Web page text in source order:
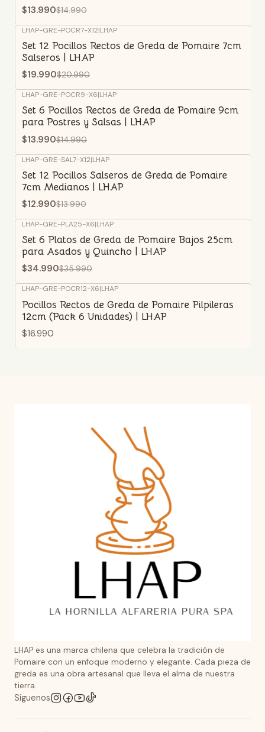
$13.990$14.990
-5%OFF
LHAP-GRE-POCR7-X12|LHAP
Set 12 Pocillos Rectos de Greda de Pomaire 7cm
Salseros | LHAP
$19.990$20.990
-7% OFF
LHAP-GRE-POCR9-X6|LHAP
Set 6 Pocillos Rectos de Greda de Pomaire 9cm
para Postres y Salsas | LHAP
$13.990$14.990
-7%OFF
LHAP-GRE-SAL7-X12|LHAP
Set 12 Pocillos Salseros de Greda de Pomaire
7cm Medianos | LHAP
$12.990$13.990
-3% OFF
LHAP-GRE-PLA25-X6|LHAP
Set 6 Platos de Greda de Pomaire Bajos 25cm
para Asados y Quincho | LHAP
$34.990$35.990
LHAP-GRE-POCR12-X6|LHAP
Pocillos Rectos de Greda de Pomaire Pilpileras
12cm (Pack 6 Unidades) | LHAP
$16.990
LHAP es una marca chilena que celebra la tradición de
Pomaire con un enfoque moderno y elegante. Cada pieza de
greda es una obra artesanal que lleva el alma de nuestra
tierra.
Síguenos